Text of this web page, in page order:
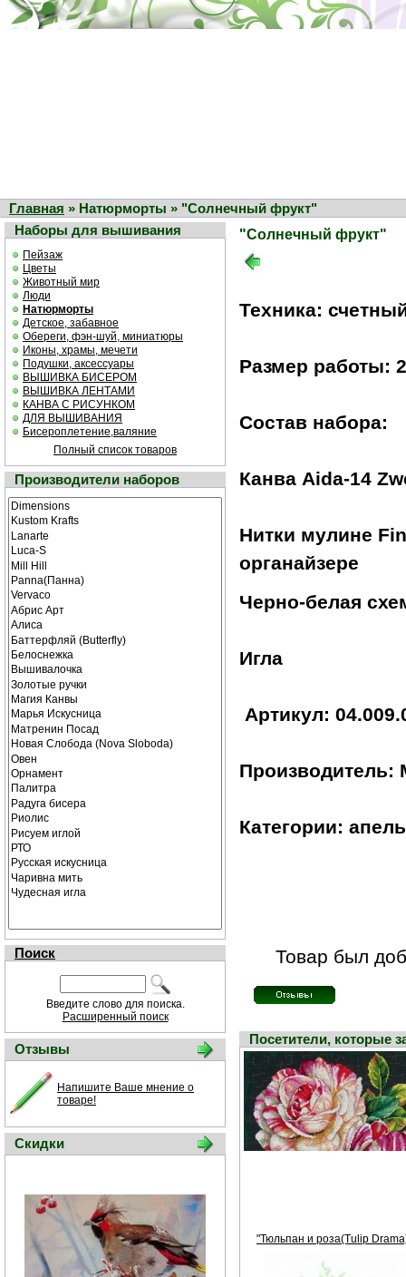
Главная » Натюрморты » "Солнечный фрукт"
Наборы для вышивания
Пейзаж
Цветы
Животный мир
Люди
Натюрморты
Детское, забавное
Обереги, фэн-шуй, миниатюры
Иконы, храмы, мечети
Подушки, аксессуары
ВЫШИВКА БИСЕРОМ
ВЫШИВКА ЛЕНТАМИ
КАНВА С РИСУНКОМ
ДЛЯ ВЫШИВАНИЯ
Бисероплетение,валяние
Полный список товаров
Производители наборов
Поиск
Введите слово для поиска.
Расширенный поиск
Отзывы
Напишите Ваше мнение о
товаре!
Скидки
"Солнечный фрукт"
Техника:
Размер работы:
Состав набора:
Канва Aida-14
Нитки мулине
органайзере
Черно-белая
Игла
Артикул:
Производитель:
Категории:
Товар был
Посетители, которые
"Тюльпан и роза(Tulip